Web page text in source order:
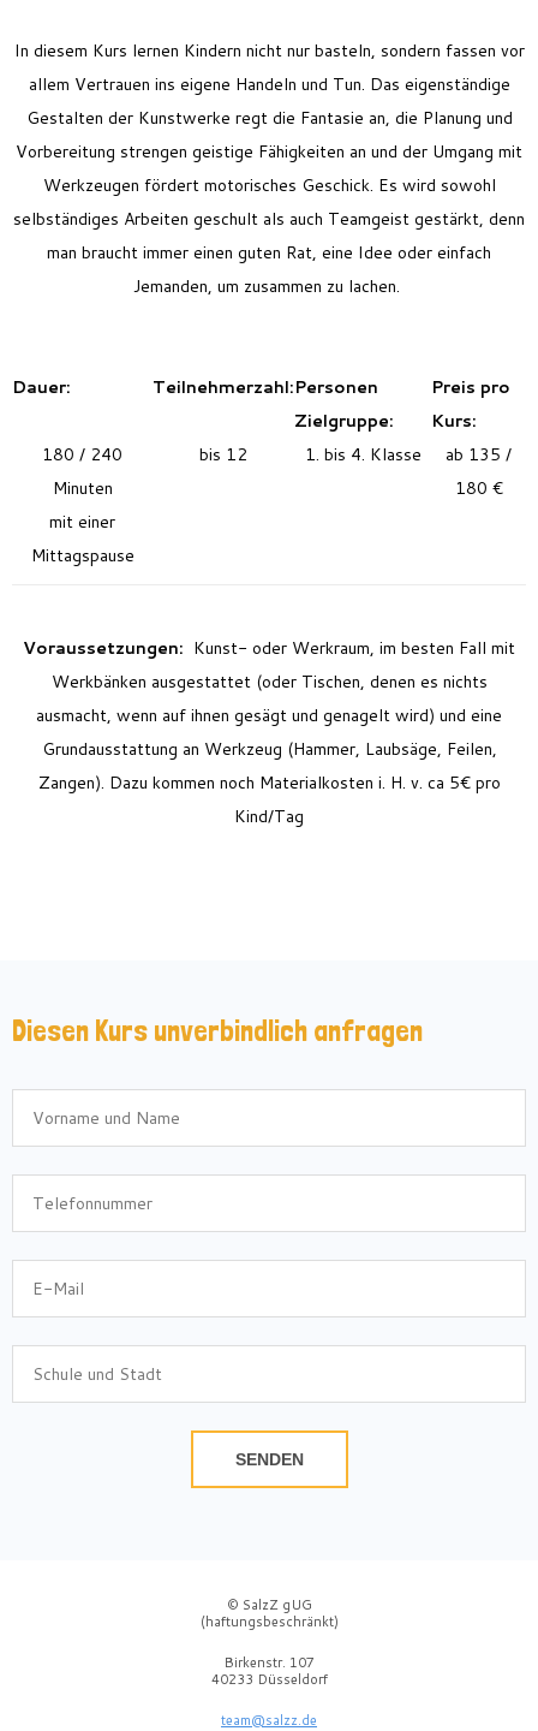
In diesem Kurs lernen Kindern nicht nur basteln, sondern fassen vor
allem Vertrauen ins eigene Handeln und Tun. Das eigenständige
Gestalten der Kunstwerke regt die Fantasie an, die Planung und
Vorbereitung strengen geistige Fähigkeiten an und der Umgang mit
Werkzeugen fördert motorisches Geschick. Es wird sowohl
selbständiges Arbeiten geschult als auch Teamgeist gestärkt, denn
man braucht immer einen guten Rat, eine Idee oder einfach
Jemanden, um zusammen zu lachen.
Dauer: Teilnehmerzahl:Personen
Zielgruppe:
Preis pro
Kurs:
180 / 240
Minuten
mit einer
Mittagspause
bis 12 1. bis 4. Klasse
ab 135 /
180 €
Voraussetzungen: Kunst- oder Werkraum, im besten Fall mit
Werkbänken ausgestattet (oder Tischen, denen es nichts
ausmacht, wenn auf ihnen gesägt und genagelt wird) und eine
Grundausstattung an Werkzeug (Hammer, Laubsäge, Feilen,
Zangen). Dazu kommen noch Materialkosten i. H. v. ca 5€ pro
Kind/Tag
Diesen Kurs unverbindlich anfragen
SENDEN
© SalzZ gUG
(haftungsbeschränkt)
Birkenstr. 107
40233 Düsseldorf
team@salzz.de